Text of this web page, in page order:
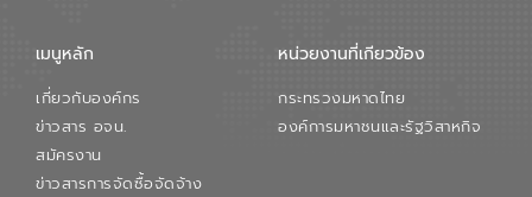
เมนูหลัก
เกี่ยวกับองค์กร
ข่าวสาร อจน.
สมัครงาน
ข่าวสารการจัดซื้อจัดจ้าง
หน่วยงานที่เกียวข้อง
กระทรวงมหาดไทย
องค์การมหาชนและรัฐวิสาหกิจ